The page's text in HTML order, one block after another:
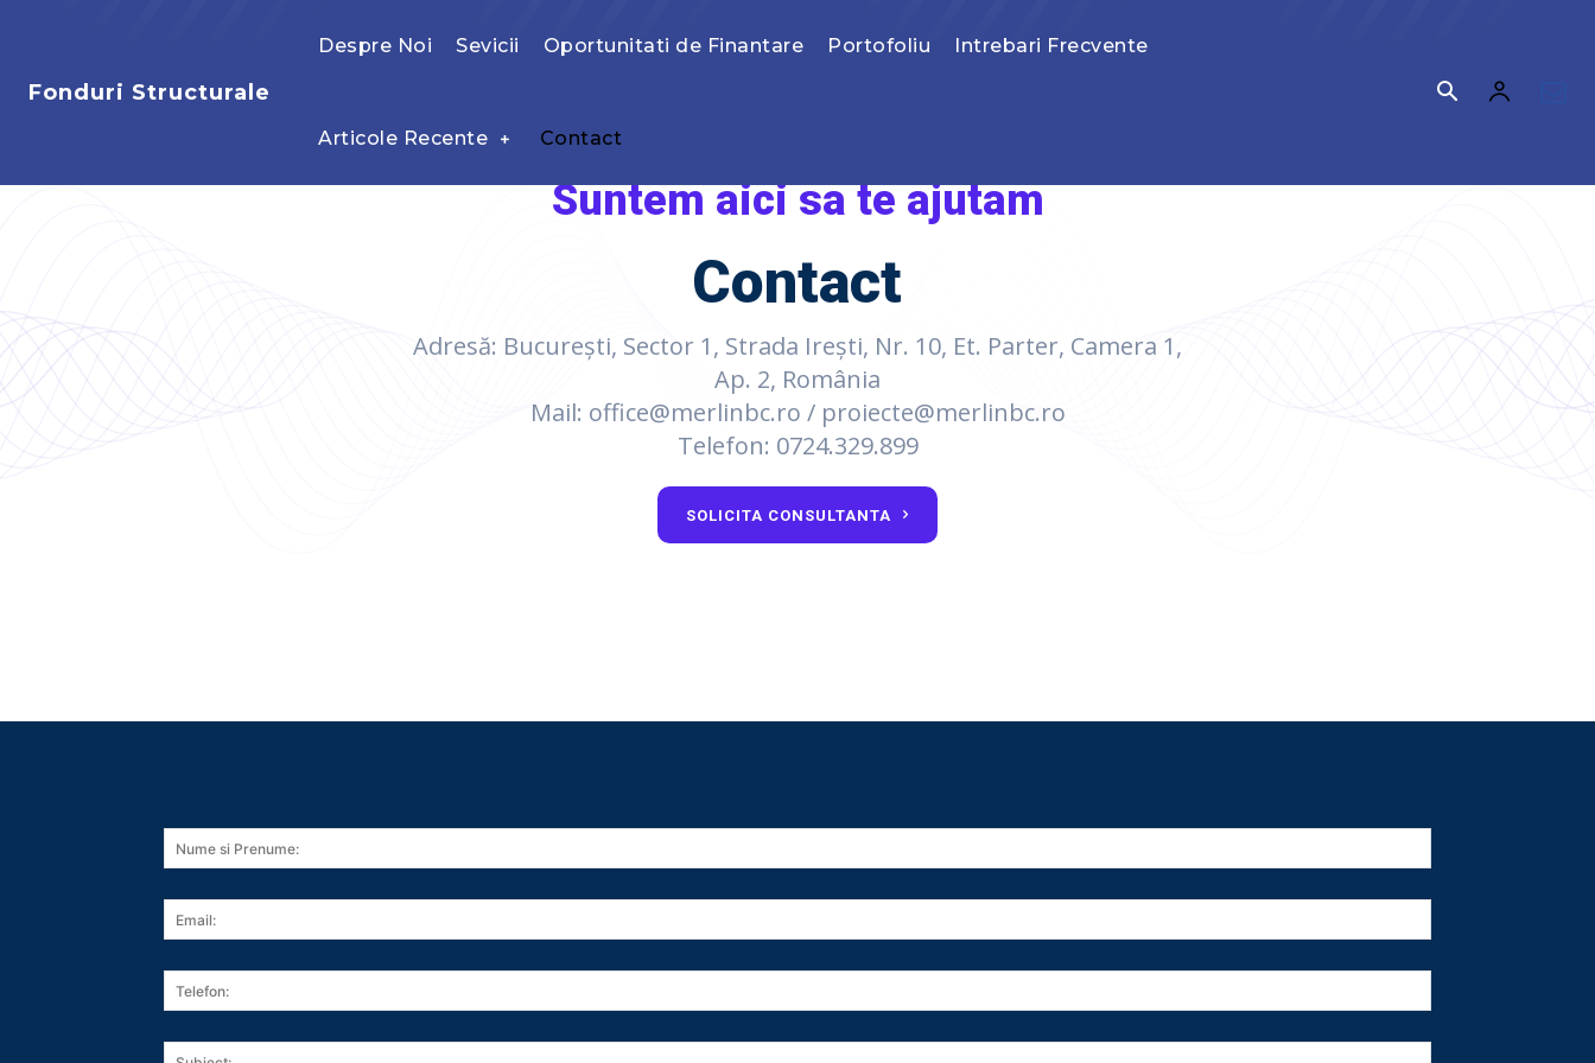
Fonduri Structurale
Despre Noi Sevicii Oportunitati de Finantare Portofoliu Intrebari Frecvente
Articole Recente Contact
Suntem aici sa te ajutam
Contact
Adresă: București, Sector 1, Strada Irești, Nr. 10, Et. Parter, Camera 1,
Ap. 2, România
Mail: office@merlinbc.ro / proiecte@merlinbc.ro
Telefon: 0724.329.899
SOLICITA CONSULTANTA